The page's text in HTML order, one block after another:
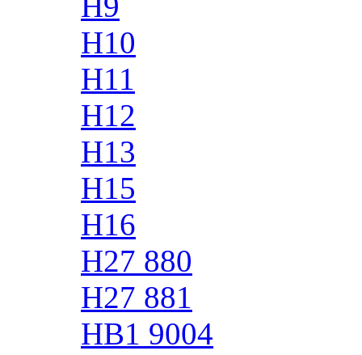
H10
H11
H12
H13
H15
H16
H27 880
H27 881
HB1 9004